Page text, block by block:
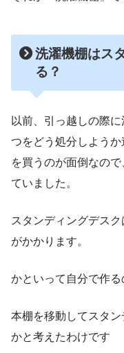
洗濯機棚はス
る？
以前、引っ越しの際
つをどう処分しよう
を買うのが面倒なの
ていました。
スタンディングデス
がかかります。
かといって自分で作る
本棚を移動してスタ
かと考えたわけです